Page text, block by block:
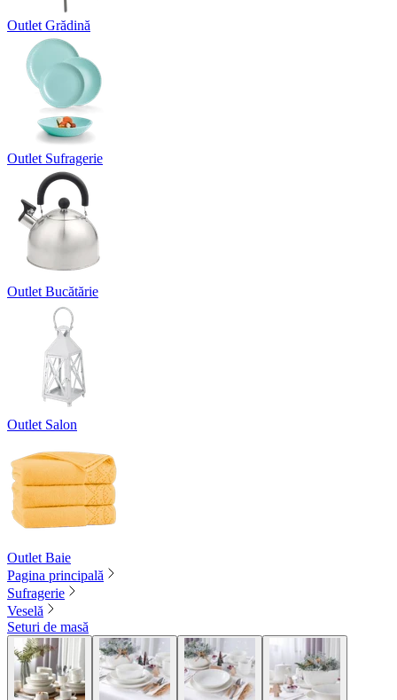
Outlet Grădină
Outlet Sufragerie
Outlet Bucătărie
Outlet Salon
Outlet Baie
Pagina principală
Sufragerie
Veselă
Seturi de masă